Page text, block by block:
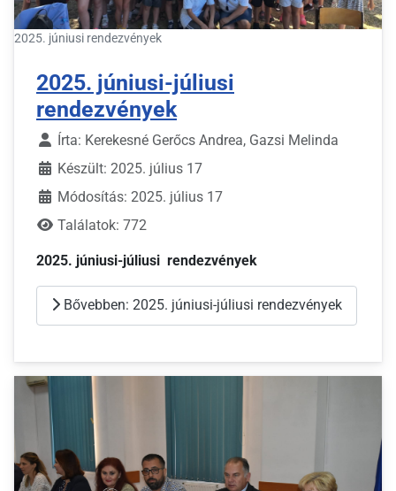
2025. júniusi rendezvények
2025. júniusi-júliusi
rendezvények
Írta: Kerekesné Gerőcs Andrea, Gazsi Melinda
Készült: 2025. július 17
Módosítás: 2025. július 17
Találatok: 772
2025. júniusi-júliusi rendezvények
Bővebben: 2025. júniusi-júliusi rendezvények